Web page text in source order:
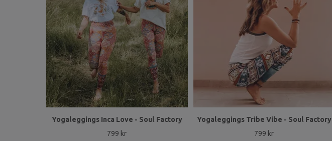
Yogaleggings Inca Love - Soul Factory
799 kr
Yogaleggings Tribe Vibe - Soul Factory
799 kr